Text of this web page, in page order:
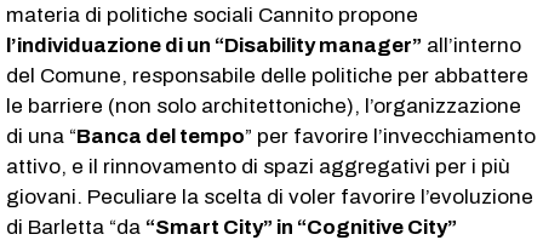
materia di politiche sociali Cannito propone
l’individuazione di un “Disability manager” all’interno
del Comune, responsabile delle politiche per abbattere
le barriere (non solo architettoniche), l’organizzazione
di una “Banca del tempo” per favorire l’invecchiamento
attivo, e il rinnovamento di spazi aggregativi per i più
giovani. Peculiare la scelta di voler favorire l’evoluzione
di Barletta “da “Smart City” in “Cognitive City”